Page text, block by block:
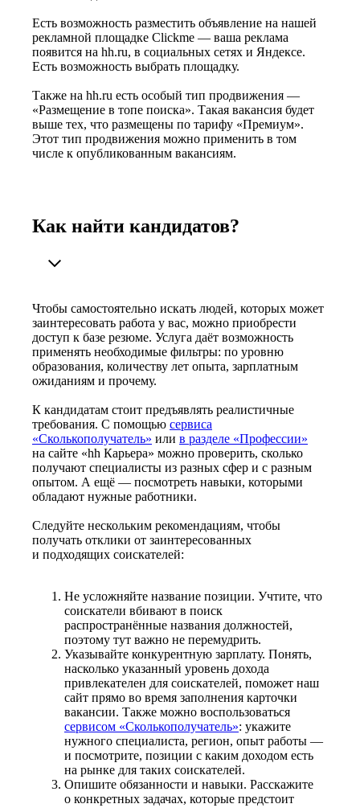
Есть возможность разместить объявление на нашей
рекламной площадке Clickme — ваша реклама
появится на hh.ru, в социальных сетях и Яндексе.
Есть возможность выбрать площадку.
Также на hh.ru есть особый тип продвижения —
«Размещение в топе поиска». Такая вакансия будет
выше тех, что размещены по тарифу «Премиум».
Этот тип продвижения можно применить в том
числе к опубликованным вакансиям.
Как найти кандидатов?
Чтобы самостоятельно искать людей, которых может
заинтересовать работа у вас, можно приобрести
доступ к базе резюме. Услуга даёт возможность
применять необходимые фильтры: по уровню
образования, количеству лет опыта, зарплатным
ожиданиям и прочему.
К кандидатам стоит предъявлять реалистичные
требования. С помощью сервиса
«Сколькополучатель» или в разделе «Профессии»
на сайте «hh Карьера» можно проверить, сколько
получают специалисты из разных сфер и с разным
опытом. А ещё — посмотреть навыки, которыми
обладают нужные работники.
Следуйте нескольким рекомендациям, чтобы
получать отклики от заинтересованных
и подходящих соискателей:
Не усложняйте название позиции. Учтите, что
соискатели вбивают в поиск
распространённые названия должностей,
поэтому тут важно не перемудрить.
Указывайте конкурентную зарплату. Понять,
насколько указанный уровень дохода
привлекателен для соискателей, поможет наш
сайт прямо во время заполнения карточки
вакансии. Также можно воспользоваться
сервисом «Сколькополучатель»: укажите
нужного специалиста, регион, опыт работы —
и посмотрите, позиции с каким доходом есть
на рынке для таких соискателей.
Опишите обязанности и навыки. Расскажите
о конкретных задачах, которые предстоит